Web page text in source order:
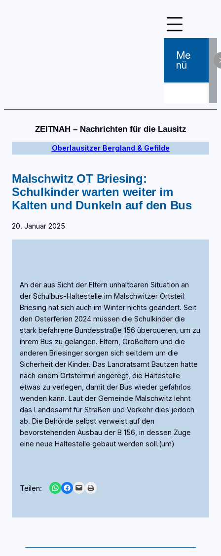
Me
Nü
ZEITNAH – Nachrichten für die Lausitz
Oberlausitzer Bergland & Gefilde
Malschwitz OT Briesing:
Schulkinder warten weiter im
Kalten und Dunkeln auf den Bus
20. Januar 2025
An der aus Sicht der Eltern unhaltbaren Situation an
der Schulbus-Haltestelle im Malschwitzer Ortsteil
Briesing hat sich auch im Winter nichts geändert. Seit
den Osterferien 2024 müssen die Schulkinder die
stark befahrene Bundesstraße 156 überqueren, um zu
ihrem Bus zu gelangen. Eltern, Großeltern und die
anderen Briesinger sorgen sich seitdem um die
Sicherheit der Kinder. Das Landratsamt Bautzen hatte
nach einem Ortstermin angeregt, die Haltestelle
etwas zu verlegen, damit der Bus wieder gefahrlos
wenden kann. Laut der Gemeinde Malschwitz lehnt
das Landesamt für Straßen und Verkehr dies jedoch
ab. Die Behörde selbst verweist auf den
bevorstehenden Ausbau der B 156, in dessen Zuge
eine neue Haltestelle gebaut werden soll.(um)
Teilen: Share on WhatsApp
Share on Facebook
Email this PagePrint this Page